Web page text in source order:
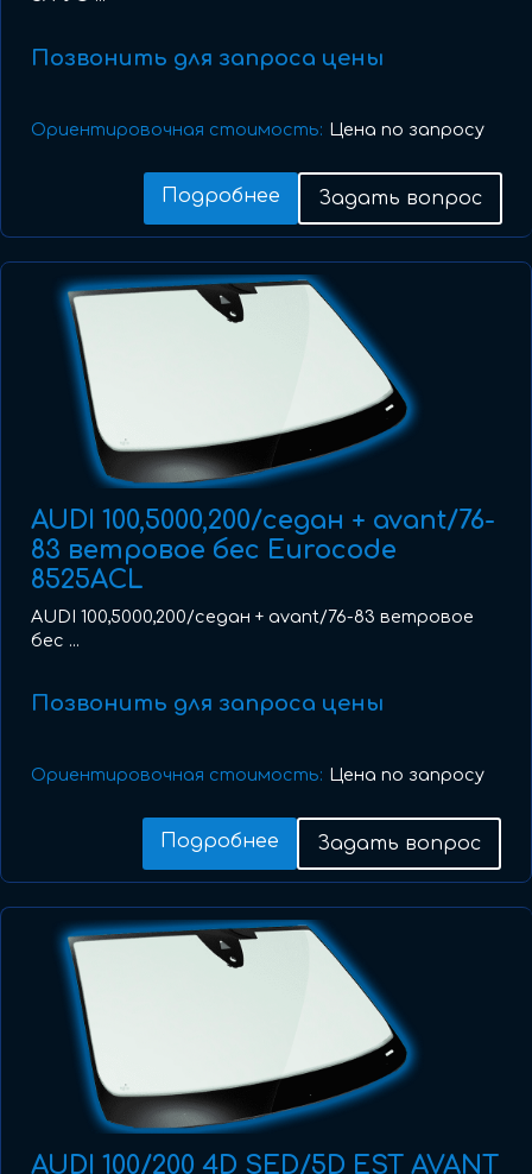
Позвонить для запроса цены
Ориентировочная стоимость: Цена по запросу
Подробнее Задать вопрос
AUDI 100,5000,200/седан + avant/76-
83 ветровое бес Eurocode
8525ACL
AUDI 100,5000,200/седан + avant/76-83 ветровое
бес ...
Позвонить для запроса цены
Ориентировочная стоимость: Цена по запросу
Подробнее Задать вопрос
AUDI 100/200 4D SED/5D EST AVANT